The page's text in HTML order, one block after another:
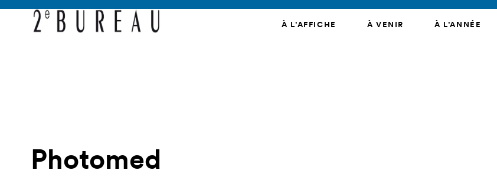
À L’AFFICHE À VENIR À L’ANNÉE
Photomed